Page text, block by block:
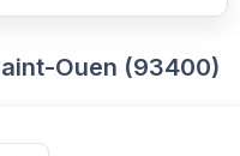
Ouen (93400)